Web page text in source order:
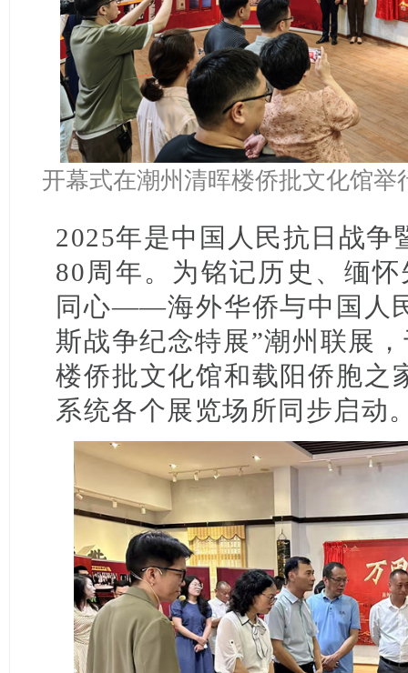
开幕式在潮州清晖楼侨批文化馆
2025年是中国人民抗日战争
80周年。为铭记历史、缅
同心——海外华侨与中国人
斯战争纪念特展”潮州联展
楼侨批文化馆和载阳侨胞之
系统各个展览场所同步启动